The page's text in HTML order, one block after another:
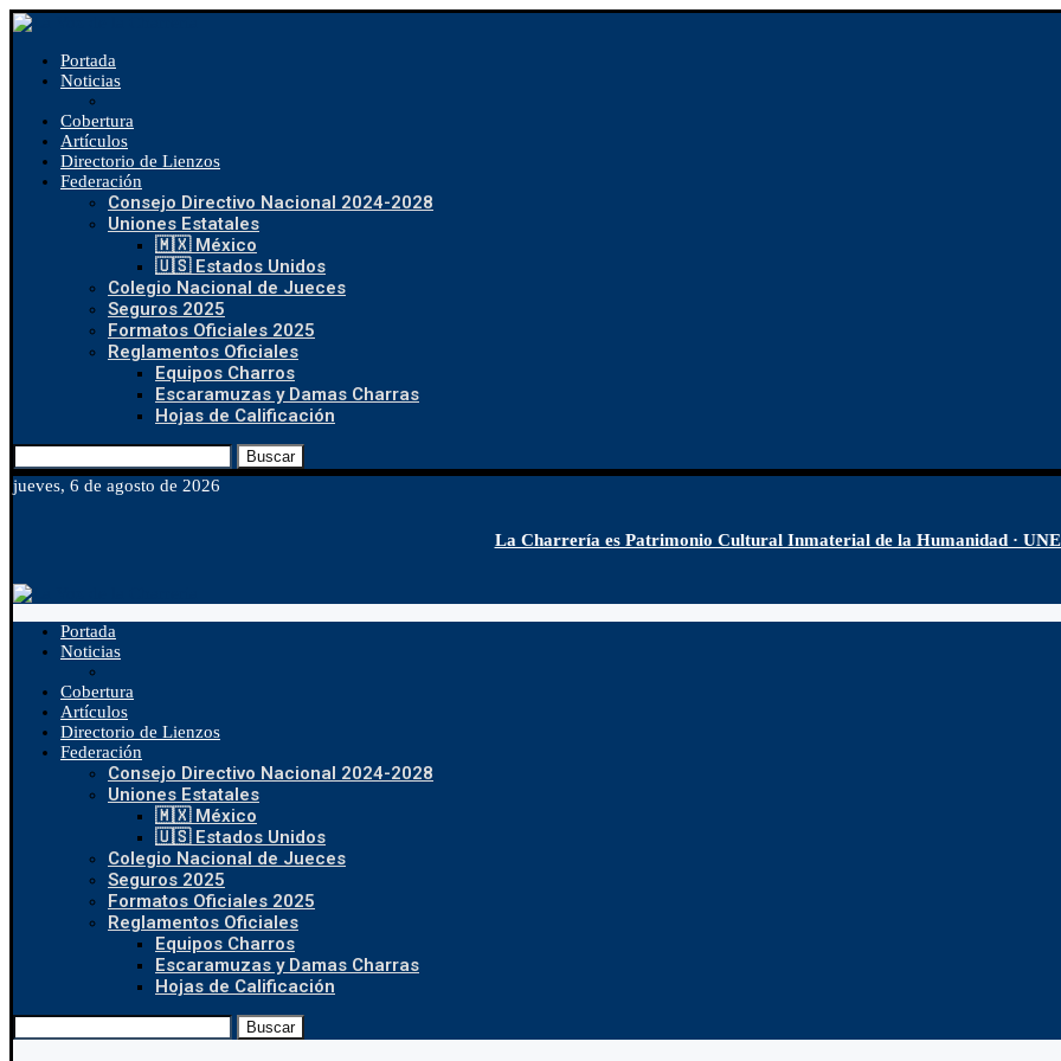
Portada
Noticias
Cobertura
Artículos
Directorio de Lienzos
Federación
Consejo Directivo Nacional 2024-2028
Uniones Estatales
🇲🇽 México
🇺🇸 Estados Unidos
Colegio Nacional de Jueces
Seguros 2025
Formatos Oficiales 2025
Reglamentos Oficiales
Equipos Charros
Escaramuzas y Damas Charras
Hojas de Calificación
Buscar
jueves, 6 de agosto de 2026
La Charrería es Patrimonio Cultural Inmaterial de la Humanidad ·
Portada
Noticias
Cobertura
Artículos
Directorio de Lienzos
Federación
Consejo Directivo Nacional 2024-2028
Uniones Estatales
🇲🇽 México
🇺🇸 Estados Unidos
Colegio Nacional de Jueces
Seguros 2025
Formatos Oficiales 2025
Reglamentos Oficiales
Equipos Charros
Escaramuzas y Damas Charras
Hojas de Calificación
Buscar